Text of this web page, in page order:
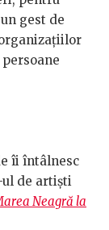
gest de
îi întâlnesc
ul de artiști
Neagră la